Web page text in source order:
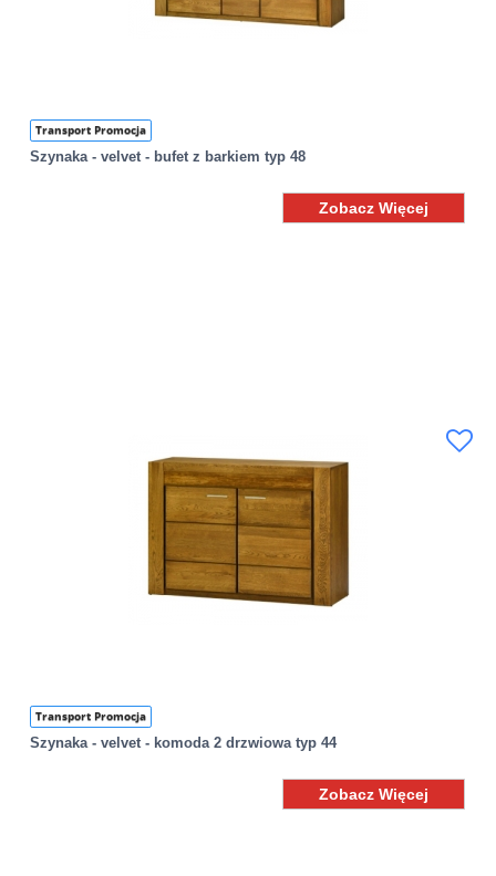
Transport Promocja
Szynaka - velvet - bufet z barkiem typ 48
Zobacz Więcej
Transport Promocja
Szynaka - velvet - komoda 2 drzwiowa typ 44
Zobacz Więcej